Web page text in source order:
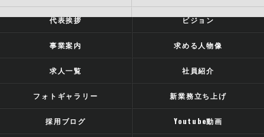
代表挨拶 ビジョン
事業案内 求める人物像
求人一覧 社員紹介
フォトギャラリー 新業務立ち上げ
採用ブログ Youtube動画